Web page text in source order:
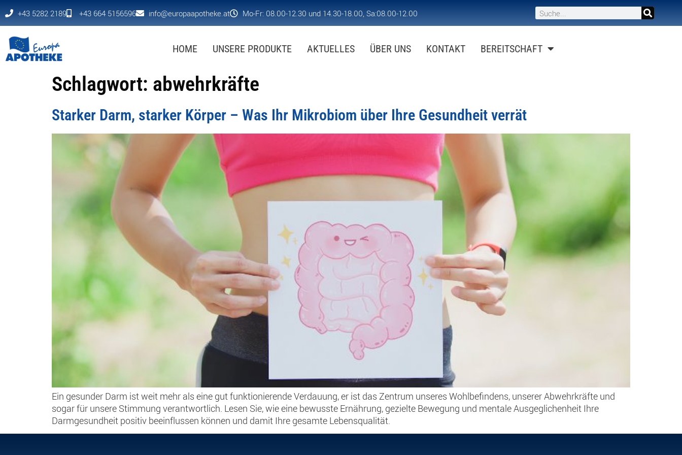
+43 5282 2189 +43 664 5156596 info@europaapotheke.at Mo-Fr: 08.00-12.30 und 14.30-18.00, Sa:08.00-12.00
HOME UNSERE PRODUKTE AKTUELLES ÜBER UNS KONTAKT BEREITSCHAFT
Schlagwort: abwehrkräfte
Starker Darm, starker Körper – Was Ihr Mikrobiom über Ihre Gesundheit verrät
Ein gesunder Darm ist weit mehr als eine gut funktionierende Verdauung, er ist das Zentrum unseres Wohlbefindens, unserer Abwehrkräfte und
sogar für unsere Stimmung verantwortlich. Lesen Sie, wie eine bewusste Ernährung, gezielte Bewegung und mentale Ausgeglichenheit Ihre
Darmgesundheit positiv beeinflussen können und damit Ihre gesamte Lebensqualität.